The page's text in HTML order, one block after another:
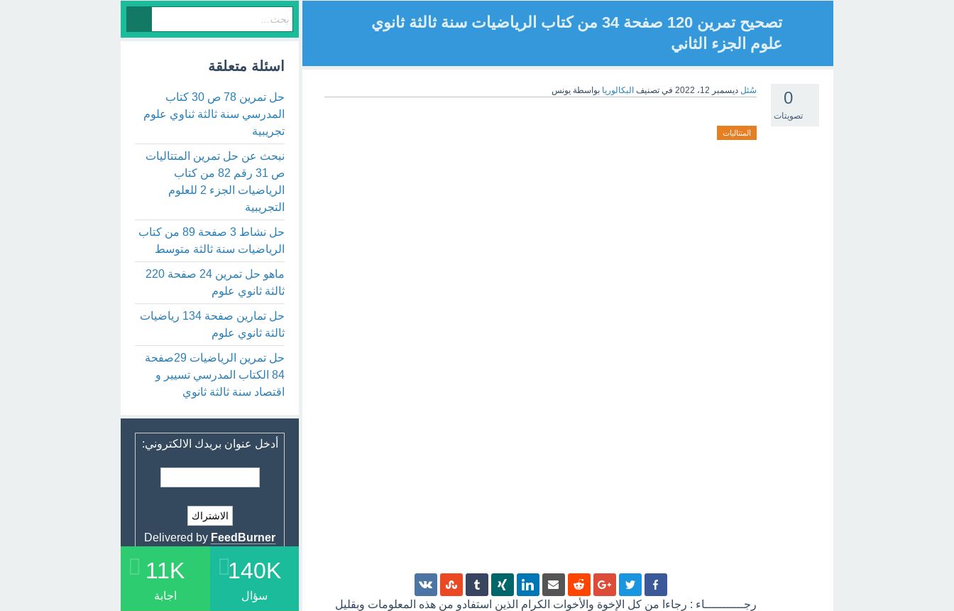
تصحيح تمرين 120 صفحة 34 من كتاب الرياضيات سنة ثالثة ثانوي
علوم الجزء الثاني
0
تصويتات
سُئل ديسمبر 12، 2022 في تصنيف البكالوريا بواسطة يونس
المتتاليات
رجـــــــــــاء : رجاءا من كل الإخوة والأخوات الكرام الذين استفادو من هذه المعلومات وبقليل
اسئلة متعلقة
حل تمرين 78 ص 30 كتاب
المدرسي سنة ثالثة ثناوي علوم
تجريبية
نبحث عن حل تمرين المتتاليات
ص 31 رقم 82 من كتاب
الرياضيات الجزء 2 للعلوم
التجريبية
حل نشاط 3 صفحة 89 من كتاب
الرياضيات سنة ثالثة متوسط
ماهو حل تمرين 24 صفحة 220
ثالثة ثانوي علوم
حل تمارين صفحة 134 رياضيات
ثالثة ثانوي علوم
حل تمرين الرياضيات 29صفحة
84 الكتاب المدرسي تسيير و
اقتصاد سنة ثالثة ثانوي
أدخل عنوان بريدك الالكتروني:
Delivered by FeedBurner
140K
سؤال
11K
اجابة